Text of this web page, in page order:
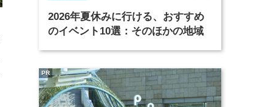
2026年夏休みに行ける、おすすめ
のイベント10選：そのほかの地域
PR